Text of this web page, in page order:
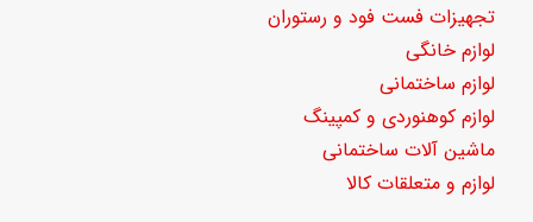
تجهیزات فست فود و رستوران
لوازم خانگی
لوازم ساختمانی
لوازم کوهنوردی و کمپینگ
ماشین آلات ساختمانی
لوازم و متعلقات کالا